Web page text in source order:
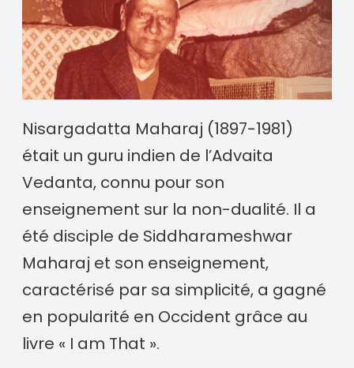
Nisargadatta Maharaj (1897-1981)
était un guru indien de l’Advaita
Vedanta, connu pour son
enseignement sur la non-dualité. Il a
été disciple de Siddharameshwar
Maharaj et son enseignement,
caractérisé par sa simplicité, a gagné
en popularité en Occident grâce au
livre « I am That ».